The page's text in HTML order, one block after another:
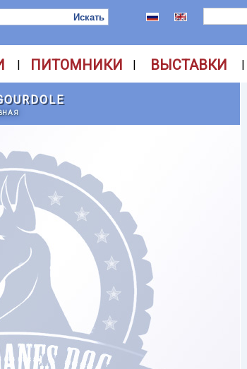
| ПИТОМНИКИ | ВЫСТАВКИ |